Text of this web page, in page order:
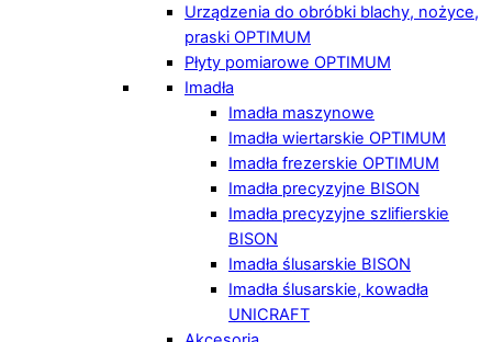
Urządzenia do obróbki blachy, nożyce,
praski OPTIMUM
Płyty pomiarowe OPTIMUM
Imadła
Imadła maszynowe
Imadła wiertarskie OPTIMUM
Imadła frezerskie OPTIMUM
Imadła precyzyjne BISON
Imadła precyzyjne szlifierskie
BISON
Imadła ślusarskie BISON
Imadła ślusarskie, kowadła
UNICRAFT